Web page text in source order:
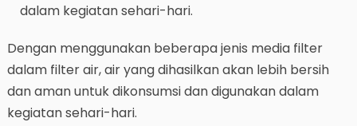
dalam kegiatan sehari-hari.
Dengan menggunakan beberapa jenis media filter
dalam filter air, air yang dihasilkan akan lebih bersih
dan aman untuk dikonsumsi dan digunakan dalam
kegiatan sehari-hari.